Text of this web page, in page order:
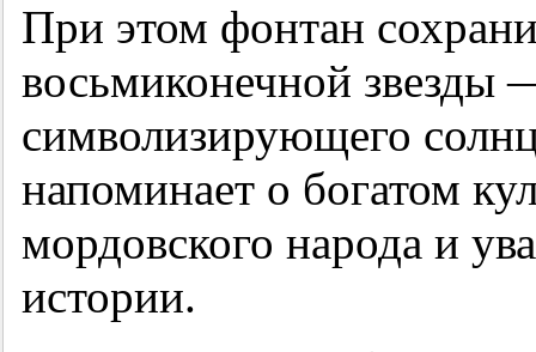
При этом фонтан
восьмиконечной звезды
символизирующего
напоминает о богатом
мордовского народа и
истории.